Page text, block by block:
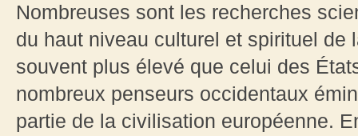
Nombreuses sont les recherches
du haut niveau culturel et spirituel de
souvent plus élevé que celui des
nombreux penseurs occidentaux
partie de la civilisation européenne.